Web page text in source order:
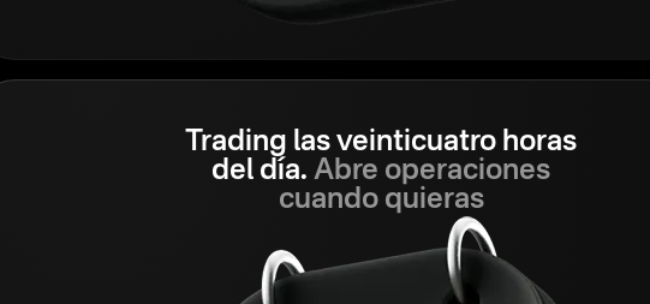
Trading las veinticuatro horas
del día. Abre operaciones
cuando quieras